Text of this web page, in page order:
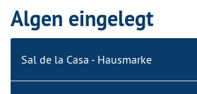
Algen eingelegt
Sal de la Casa - Hausmarke